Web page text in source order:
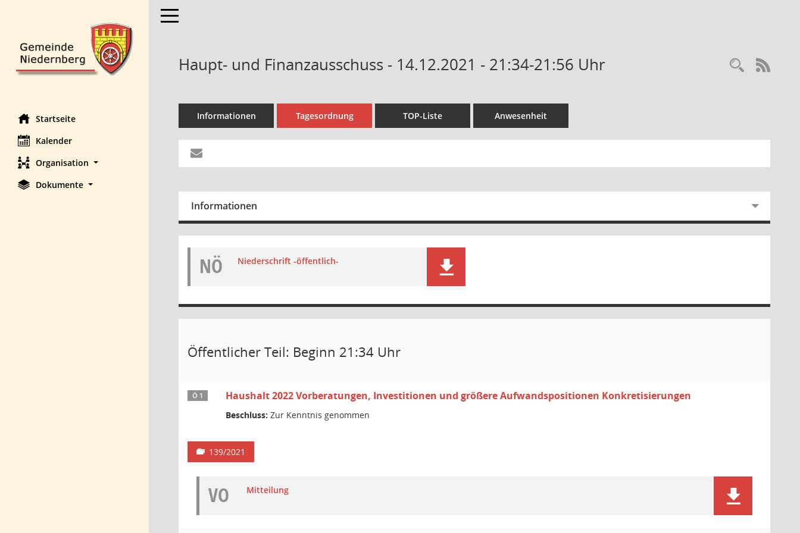
Startseite
Kalender
Organisation
Dokumente
Toggle navigation
Haupt- und Finanzausschuss - 14.12.2021 - 21:34-21:56 Uhr
Informationen Tagesordnung TOP-Liste Anwesenheit
Informationen
NÖ Niederschrift -öffentlich-
Öffentlicher Teil: Beginn 21:34 Uhr
Ö 1 Haushalt 2022 Vorberatungen, Investitionen und größere Aufwandspositionen Konkretisierungen
Beschluss: Zur Kenntnis genommen
139/2021
VO Mitteilung